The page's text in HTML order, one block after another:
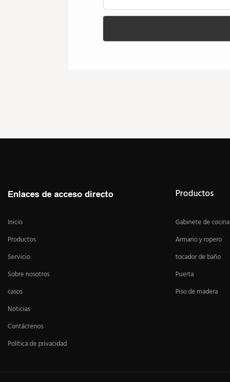
Enlaces de acceso directo
Inicio
Productos
Servicio
Sobre nosotros
casos
Noticias
Contáctenos
Política de privacidad
Productos
Gabinete de cocina
Armario y ropero
tocador de baño
Puerta
Piso de madera